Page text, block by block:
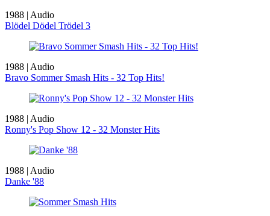
1988 | Audio
Blödel Dödel Trödel 3
1988 | Audio
Bravo Sommer Smash Hits - 32 Top Hits!
1988 | Audio
Ronny's Pop Show 12 - 32 Monster Hits
1988 | Audio
Danke '88